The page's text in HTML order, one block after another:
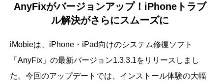
AnyFixがバージョンアップ！iPhoneトラブ
ル解決がさらにスムーズに
iMobieは、iPhone・iPad向けのシステム修復ソフト
「AnyFix」の最新バージョン1.3.3.1をリリースしまし
た。今回のアップデートでは、インストール体験の大幅